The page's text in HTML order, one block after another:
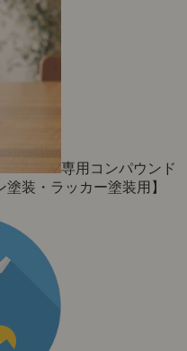
専用コンパウンド
塗装・ラッカー塗装用】